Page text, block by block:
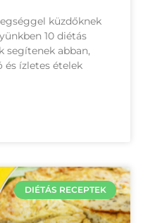
küzdőknek
10 diétás
segítenek abban,
és ízletes ételek
DIÉTÁS RECEPTEK